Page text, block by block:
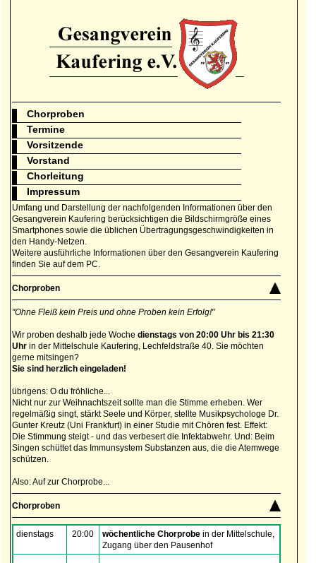
Chorproben
Termine
Vorsitzende
Vorstand
Chorleitung
Impressum
Umfang und Darstellung der nachfolgenden Informationen über den
Gesangverein Kaufering berücksichtigen die Bildschirmgröße eines
Smartphones sowie die üblichen Übertragungsgeschwindigkeiten in
den Handy-Netzen.
Weitere ausführliche Informationen über den Gesangverein Kaufering
finden Sie auf dem PC.
Chorproben
"Ohne Fleiß kein Preis und ohne Proben kein Erfolg!"
Wir proben deshalb jede Woche dienstags von 20:00 Uhr bis 21:30
Uhr in der Mittelschule Kaufering, Lechfeldstraße 40. Sie möchten
gerne mitsingen?
Sie sind herzlich eingeladen!
übrigens: O du fröhliche...
Nicht nur zur Weihnachtszeit sollte man die Stimme erheben. Wer
regelmäßig singt, stärkt Seele und Körper, stellte Musikpsychologe Dr.
Gunter Kreutz (Uni Frankfurt) in einer Studie mit Chören fest. Effekt:
Die Stimmung steigt - und das verbesert die Infektabwehr. Und: Beim
Singen schüttet das Immunsystem Substanzen aus, die die Atemwege
schützen.
Also: Auf zur Chorprobe...
Chorproben
dienstags 20:00 wöchentliche Chorprobe in der Mittelschule,
Zugang über den Pausenhof